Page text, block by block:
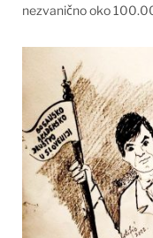
nezvanično oko